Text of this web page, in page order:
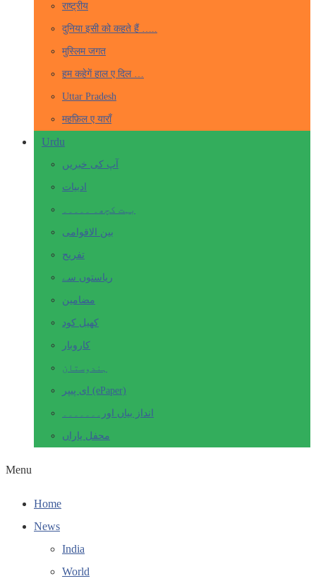
राष्ट्रीय
दुनिया इसी को कहते हैं …..
मुस्लिम जगत
हम कहेगें हाल ए दिल …
Uttar Pradesh
महफ़िल ए याराँ
Urdu
آپ کی خبریں
ادبیات
بہت کچھ۔ ۔۔۔۔۔
بین الاقوامی
تفریح
ریاستوں سے
مضامین
کھیل کود
کاروبار
ہندوستان
ای پیپر (ePaper)
انداز بیاں اور۔۔۔۔۔۔۔
محفل یاراں
Menu
Home
News
India
World